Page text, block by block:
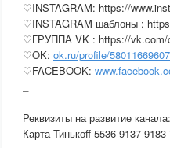
♡INSTAGRAM: https://
♡INSTAGRAM шаблоны :
♡ГРУППА VK : https://vk.com/
♡OK: ok.ru/profile/
♡FACEBOOK:
Реквизиты на развитие канала:
Карта Тинькоff 5536 9137 9183